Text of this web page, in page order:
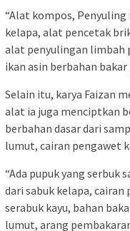
“Alat kompos,
kelapa, alat pencetak
alat penyulingan limbah
ikan asin berbahan
Selain itu, karya Faizan
alat ia juga menciptkan
berbahan dasar dari
lumut, cairan pengawet
“Ada pupuk yang serbuk
dari sabuk kelapa,
serabuk kayu, bahan
lumut, arang